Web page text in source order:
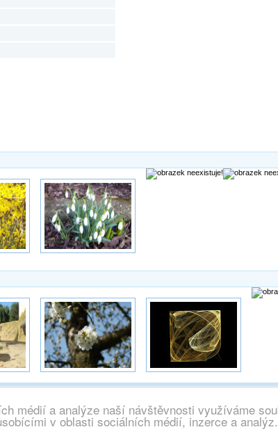
médií a analýze naší návštěvnosti využíváme
v oblasti sociálních médií, inzerce a analýz.
vyhrazena, info@wallpaper.cz